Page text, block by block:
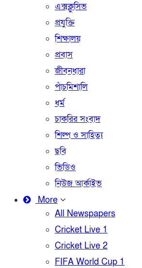
এক্সক্লুসিভ
প্রযুক্তি
শিক্ষালয়
প্রবাস
জীবনধারা
পাঁচমিশালি
ধর্ম
চাকরির সংবাদ
শিল্প ও সাহিত্য
ছবি
ভিডিও
নিউজ আর্কাইভ
More
All Newspapers
Cricket Live 1
Cricket Live 2
FIFA World Cup 1